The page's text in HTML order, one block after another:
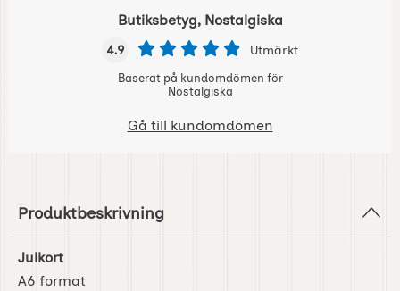
Butiksbetyg, Nostalgiska
4.9 Utmärkt
Baserat på kundomdömen för
Nostalgiska
Gå till kundomdömen
Produktbeskrivning
Julkort
A6 format